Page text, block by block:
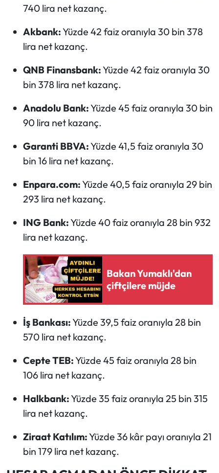
740 lira net kazanç.
Akbank:Yüzde 42 faiz oranıyla 30 bin 378
lira net kazanç.
QNB Finansbank:Yüzde 42 faiz oranıyla 30
bin 378 lira net kazanç.
Anadolu Bank:Yüzde 45 faiz oranıyla 30 bin
90 lira net kazanç.
Garanti BBVA:Yüzde 41,5 faiz oranıyla 30
bin 16 lira net kazanç.
Enpara.com:Yüzde 40,5 faiz oranıyla 29 bin
293 lira net kazanç.
ING Bank:Yüzde 40 faiz oranıyla 28 bin 932
lira net kazanç.
Bakan Yumaklı'dan
çiftçilere müjde
İş Bankası:Yüzde 39,5 faiz oranıyla 28 bin
570 lira net kazanç.
Cepte TEB:Yüzde 45 faiz oranıyla 28 bin
106 lira net kazanç.
Halkbank:Yüzde 35 faiz oranıyla 25 bin 315
lira net kazanç.
Ziraat Katılım:Yüzde 36 kâr payı oranıyla 21
bin 179 lira net kazanç.